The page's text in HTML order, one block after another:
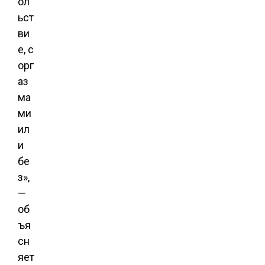
ьст
ви
е, с
орг
аз
ма
ми
ил
и
бе
з»,
—
об
ъя
сн
яет